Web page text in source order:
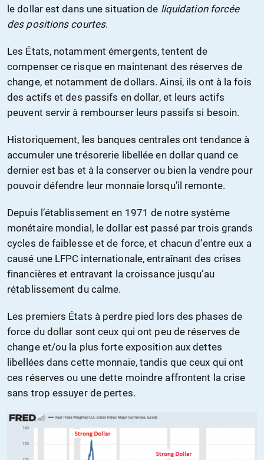
le dollar est dans une situation de liquidation forcée
des positions courtes.
Les États, notamment émergents, tentent de
compenser ce risque en maintenant des réserves de
change, et notamment de dollars. Ainsi, ils ont à la fois
des actifs et des passifs en dollar, et leurs actifs
peuvent servir à rembourser leurs passifs si besoin.
Historiquement, les banques centrales ont tendance à
accumuler une trésorerie libellée en dollar quand ce
dernier est bas et à la conserver ou bien la vendre pour
pouvoir défendre leur monnaie lorsqu’il remonte.
Depuis l’établissement en 1971 de notre système
monétaire mondial, le dollar est passé par trois grands
cycles de faiblesse et de force, et chacun d’entre eux a
causé une LFPC internationale, entraînant des crises
financières et entravant la croissance jusqu’au
rétablissement du calme.
Les premiers États à perdre pied lors des phases de
force du dollar sont ceux qui ont peu de réserves de
change et/ou la plus forte exposition aux dettes
libellées dans cette monnaie, tandis que ceux qui ont
ces réserves ou une dette moindre affrontent la crise
sans trop essuyer de pertes.